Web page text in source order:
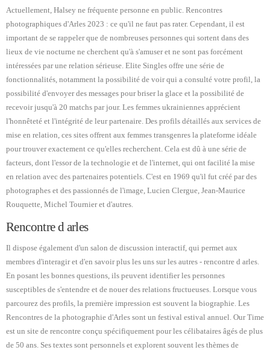
Actuellement, Halsey ne fréquente personne en public. Rencontres
photographiques d'Arles 2023 : ce qu'il ne faut pas rater. Cependant, il est
important de se rappeler que de nombreuses personnes qui sortent dans des
lieux de vie nocturne ne cherchent qu'à s'amuser et ne sont pas forcément
intéressées par une relation sérieuse. Elite Singles offre une série de
fonctionnalités, notamment la possibilité de voir qui a consulté votre profil, la
possibilité d'envoyer des messages pour briser la glace et la possibilité de
recevoir jusqu'à 20 matchs par jour. Les femmes ukrainiennes apprécient
l'honnêteté et l'intégrité de leur partenaire. Des profils détaillés aux services de
mise en relation, ces sites offrent aux femmes transgenres la plateforme idéale
pour trouver exactement ce qu'elles recherchent. Cela est dû à une série de
facteurs, dont l'essor de la technologie et de l'internet, qui ont facilité la mise
en relation avec des partenaires potentiels. C'est en 1969 qu'il fut créé par des
photographes et des passionnés de l'image, Lucien Clergue, Jean-Maurice
Rouquette, Michel Tournier et d'autres.
Rencontre d arles
Il dispose également d'un salon de discussion interactif, qui permet aux
membres d'interagir et d'en savoir plus les uns sur les autres - rencontre d arles.
En posant les bonnes questions, ils peuvent identifier les personnes
susceptibles de s'entendre et de nouer des relations fructueuses. Lorsque vous
parcourez des profils, la première impression est souvent la biographie. Les
Rencontres de la photographie d'Arles sont un festival estival annuel. Our Time
est un site de rencontre conçu spécifiquement pour les célibataires âgés de plus
de 50 ans. Ses textes sont personnels et explorent souvent les thèmes de